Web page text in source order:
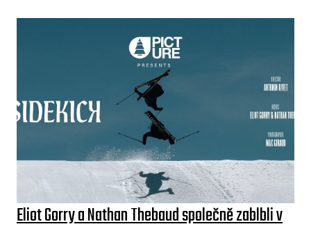
Eliot Gorry a Nathan Thebaud společně zablbli v